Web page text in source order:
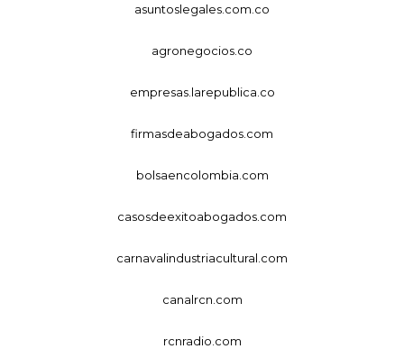
asuntoslegales.com.co
agronegocios.co
empresas.larepublica.co
firmasdeabogados.com
bolsaencolombia.com
casosdeexitoabogados.com
carnavalindustriacultural.com
canalrcn.com
rcnradio.com